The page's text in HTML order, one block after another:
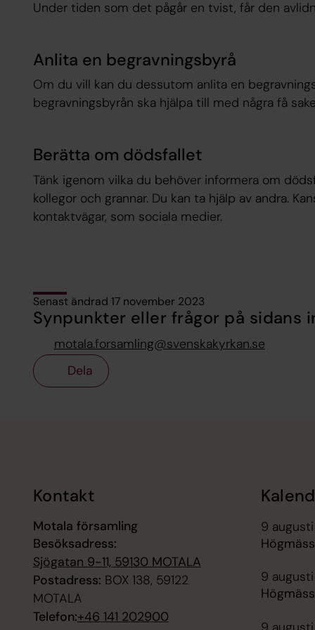
Under tiden som det pågår en tvist, får den
Anlita en begravningsbyrå
Om du vill kan du dessutom anlita en
begravningsbyrån ska hjälpa till med några få
Berätta om dödsfallet
Tänk igenom vilka du behöver informera om
kollegor och grannar. Du kan ta hjälp av andra.
kontaktvägar, som sociala medier.
Senast ändrad 17 november 2023
Synpunkter eller frågor på sidans
motala.forsamling@svenskakyrkan.se
Dela
Kontakt
Motala församling
Besöksadress:
Sjögatan 9-11, 59130 MOTALA
Postadress: BOX 138, 59122
MOTALA
Telefon:+46 141 202900
9
9 augusti